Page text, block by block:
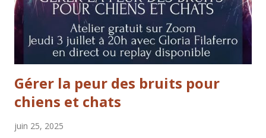
Gérer la peur des bruits pour
chiens et chats
juin 25, 2025